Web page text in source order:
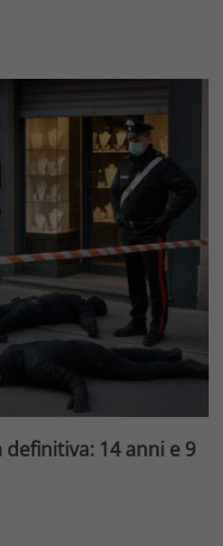
14 anni e 9